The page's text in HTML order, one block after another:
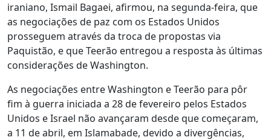
iraniano, Ismail Bagaei, afirmou, na segunda-feira, que
as negociações de paz com os Estados Unidos
prosseguem através da troca de propostas via
Paquistão, e que Teerão entregou a resposta às últimas
considerações de Washington.
As negociações entre Washington e Teerão para pôr
fim à guerra iniciada a 28 de fevereiro pelos Estados
Unidos e Israel não avançaram desde que começaram,
a 11 de abril, em Islamabade, devido a divergências,